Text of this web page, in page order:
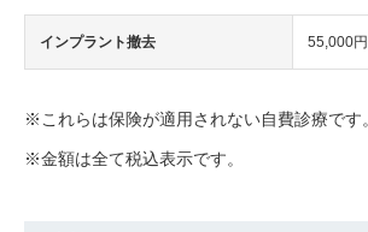
インプラント撤去 55,000円
※これらは保険が適用されない自費診療です。
※金額は全て税込表示です。